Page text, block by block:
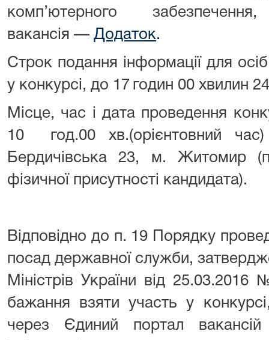
комп’ютерного
вакансія — Додаток.
Строк подання інформації для
у конкурсі, до 17 годин 00 хвилин
Місце, час і дата проведення
10 год.00 хв.(орієнтовний
Бердичівська 23, м. Житомир
фізичної присутності кандидата).
Відповідно до п. 19 Порядку
посад державної служби,
Міністрів України від
бажання взяти участь у
через Єдиний портал